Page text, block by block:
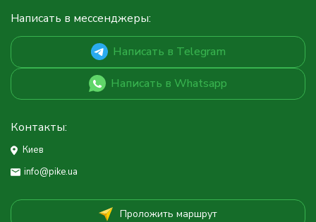
Написать в мессенджеры:
Написать в Telegram
Написать в Whatsapp
Контакты:
Киев
info@pike.ua
Проложить маршрут